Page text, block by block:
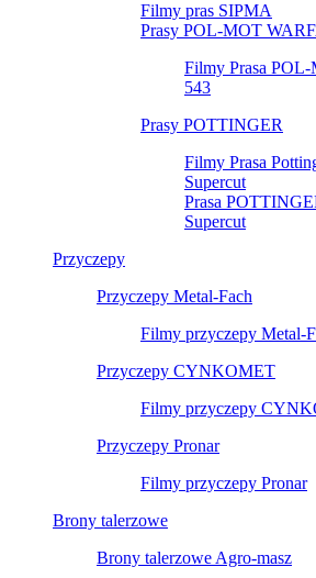
Filmy pras SIPMA
Prasy POL-MOT
Filmy Prasa
543
Prasy POTTINGER
Filmy Prasa
Supercut
Prasa
Supercut
Przyczepy
Przyczepy Metal-Fach
Filmy przyczepy Metal-
Przyczepy CYNKOMET
Filmy przyczepy
Przyczepy Pronar
Filmy przyczepy Pronar
Brony talerzowe
Brony talerzowe Agro-masz